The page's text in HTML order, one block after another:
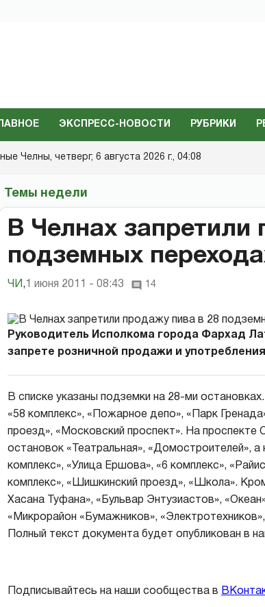
ЭКСПРЕСС-НОВОСТИ РУБРИКИ
Челны, четверг, 6 августа 2026 г., 04:08
Темы недели
В Челнах запретили
подземных
ЧИ , 1 июня 2011 - 08:43 14
Руководитель Исполкома города Фархад
запрете розничной продажи и
В списке указаны подземки на 28-ми
«58 комплекс», «Пожарное депо», «Парк
проезд», «Московский проспект». На проспекте
остановок «Театральная», «Домостроителей»,
комплекс», «Улица Ершова», «6 комплекс»,
комплекс», «Шишкинский проезд», «Школа».
Хасана Туфана», «Бульвар Энтузиастов»,
«Микрорайон «Бумажников»,
Полный текст документа будет опубликован в
Подписывайтесь на наши сообщества в